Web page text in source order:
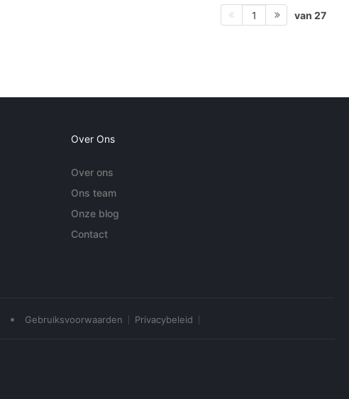
1 van 27
Over Ons
Over ons
Ons team
Onze blog
Contact
• Gebruiksvoorwaarden Privacybeleid